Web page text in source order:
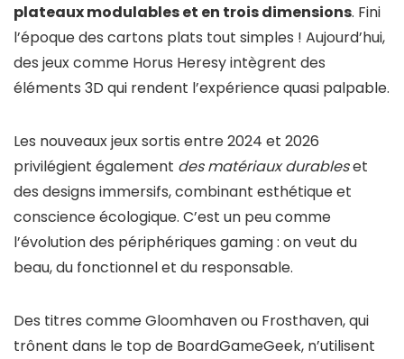
plateaux modulables et en trois dimensions. Fini
l’époque des cartons plats tout simples ! Aujourd’hui,
des jeux comme Horus Heresy intègrent des
éléments 3D qui rendent l’expérience quasi palpable.
Les nouveaux jeux sortis entre 2024 et 2026
privilégient également des matériaux durableset
des designs immersifs, combinant esthétique et
conscience écologique. C’est un peu comme
l’évolution des périphériques gaming : on veut du
beau, du fonctionnel et du responsable.
Des titres comme Gloomhaven ou Frosthaven, qui
trônent dans le top de BoardGameGeek, n’utilisent